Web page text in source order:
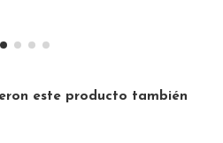
este producto también